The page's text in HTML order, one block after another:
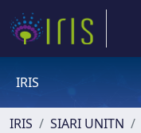
IRIS
IRIS SIARI UNITN